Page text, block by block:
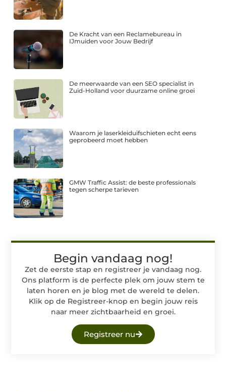
De Kracht van een Reclamebureau in
IJmuiden voor Jouw Bedrijf
De meerwaarde van een SEO specialist in
Zuid-Holland voor duurzame online groei
Waarom je laserkleiduifschieten echt eens
geprobeerd moet hebben
GMW Traffic Assist: de beste professionals
tegen scherpe tarieven
Begin vandaag nog!
Zet de eerste stap en registreer je vandaag nog.
Ons platform is de perfecte plek om jouw stem te
laten horen en je blog met de wereld te delen.
Klik op de Registreer-knop en begin jouw reis
naar meer zichtbaarheid en groei.
Registreer nu